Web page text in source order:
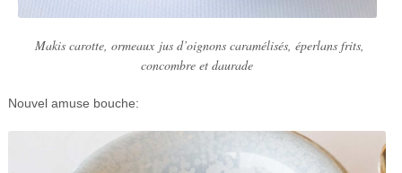
Makis carotte, ormeaux jus d’oignons caramélisés, éperlans frits,
concombre et daurade
Nouvel amuse bouche: